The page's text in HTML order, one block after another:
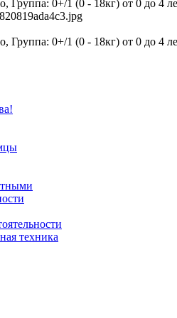
Группа: 0+/1 (0 - 18кг) от 0 до
Группа: 0+/1 (0 - 18кг) от 0 до
техника